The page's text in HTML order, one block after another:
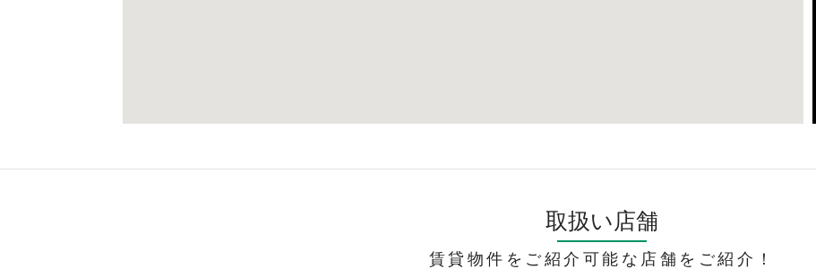
取扱い店舗
賃貸物件をご紹介可能な店舗をご紹介！